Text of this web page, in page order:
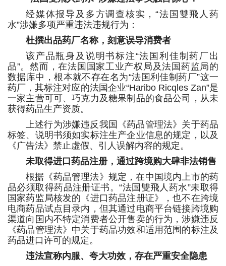
经媒体报导及多方调查核实，“法国雙飛人药
水”涉嫌多项严重违法违规行为：
杜撰出品药厂名称，刻意误导消费者
该产品瓶身及说明书标注“法国利佳制药厂出
品”。然而，在法国国家工业产权局及法国药监局的
数据库中，根本就不存在名为“法国利佳制药厂”这一
药厂，其标注对应的法国企业“Haribo Ricqles Zan”是
一家主营可可、巧克力及糖果制品的食品公司，从未
获得药品生产资质。
上述行为涉嫌违反我国《药品管理法》关于药品
标签、说明书须如实标注生产企业信息的规定，以及
《广告法》禁止虚假、引人误解内容的规定。
未取得进口药品注册，通过跨境购大肆非法销售
根据《药品管理法》规定，在中国境内上市的药
品必须取得药品注册证书。“法国雙飛人药水”未取得
国家药监局核发的《进口药品注册证》，也不在跨境
电商药品试点目录内，但其通过电商平台链接跨境购
渠道向国内不特定消费者公开售卖的行为，涉嫌违反
《药品管理法》中关于药品功效和适用范围的标注及
药品进口许可的规定。
违法宣称内服、夸大功效，存在严重安全隐患